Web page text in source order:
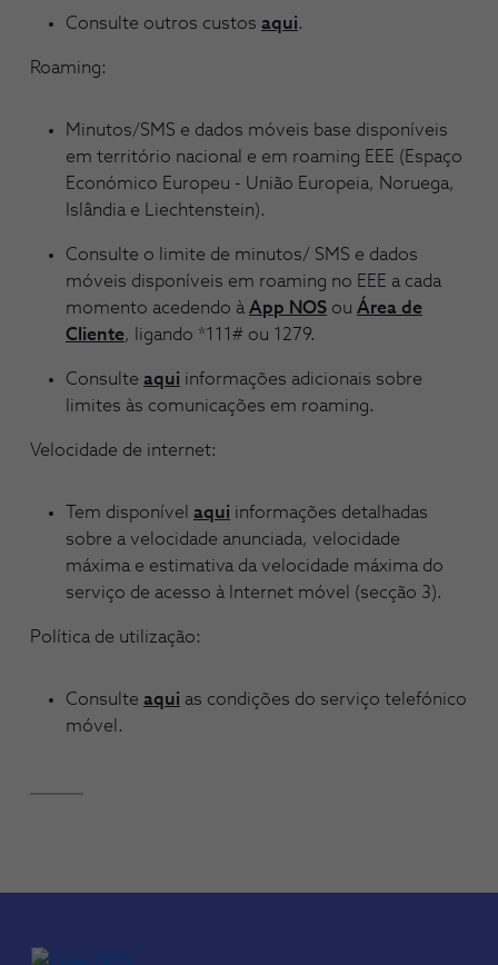
Consulte outros custos aqui.
Roaming:
Minutos/SMS e dados móveis base disponíveis
em território nacional e em roaming EEE (Espaço
Económico Europeu - União Europeia, Noruega,
Islândia e Liechtenstein).
Consulte o limite de minutos/ SMS e dados
móveis disponíveis em roaming no EEE a cada
momento acedendo à App NOS ou Área de
Cliente, ligando *111# ou 1279.
Consulte aqui informações adicionais sobre
limites às comunicações em roaming.
Velocidade de internet:
Tem disponível aqui informações detalhadas
sobre a velocidade anunciada, velocidade
máxima e estimativa da velocidade máxima do
serviço de acesso à Internet móvel (secção 3).
Política de utilização:
Consulte aqui as condições do serviço telefónico
móvel.